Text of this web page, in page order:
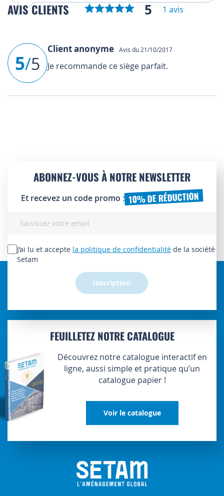
AVIS CLIENTS 5 1 avis
5/5
Client anonyme Avis du 21/10/2017
Je recommande ce siège parfait.
ABONNEZ-VOUS À NOTRE NEWSLETTER
Et recevez un code promo : 10% DE RÉDUCTION
lettre
d’information
J’ai lu et accepte la politique de confidentialité de la société
Setam
Inscription
FEUILLETEZ NOTRE CATALOGUE
Découvrez notre catalogue interactif en
ligne, aussi simple et pratique qu’un
catalogue papier !
Voir le catalogue